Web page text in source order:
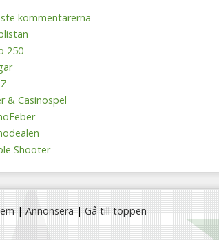
kommentarerna
250
& Casinospel
Shooter
|Annonsera|Gå till toppen